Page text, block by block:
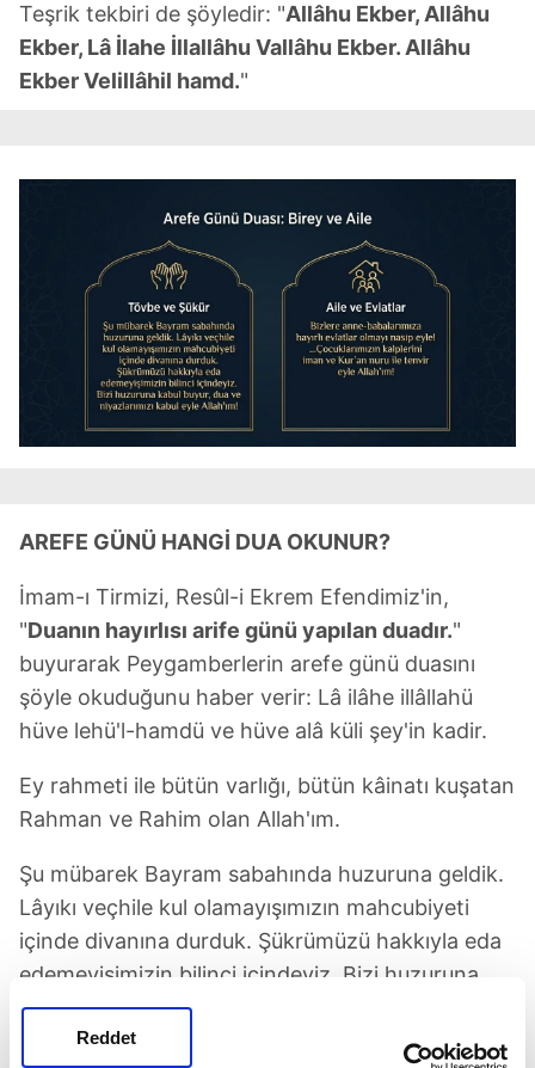
Reddet
Teşrik tekbiri de şöyledir: "Allâhu Ekber, Allâhu
Ekber, Lâ İlahe İllallâhu Vallâhu Ekber. Allâhu
Ekber Velillâhil hamd."
AREFE GÜNÜ HANGİ DUA OKUNUR?
İmam-ı Tirmizi, Resûl-i Ekrem Efendimiz'in,
"Duanın hayırlısı arife günü yapılan duadır."
buyurarak Peygamberlerin arefe günü duasını
şöyle okuduğunu haber verir: Lâ ilâhe illâllahü
hüve lehü'l-hamdü ve hüve alâ küli şey'in kadir.
Ey rahmeti ile bütün varlığı, bütün kâinatı kuşatan
Rahman ve Rahim olan Allah'ım.
Şu mübarek Bayram sabahında huzuruna geldik.
Lâyıkı veçhile kul olamayışımızın mahcubiyeti
içinde divanına durduk. Şükrümüzü hakkıyla eda
edemeyişimizin bilinci içindeyiz. Bizi huzuruna
kabul buyur, dua ve niyazlarımızı kabul eyle
Allah'ım!